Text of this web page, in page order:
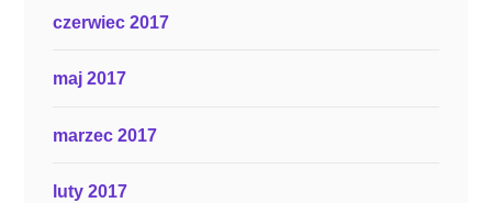
czerwiec 2017
maj 2017
marzec 2017
luty 2017